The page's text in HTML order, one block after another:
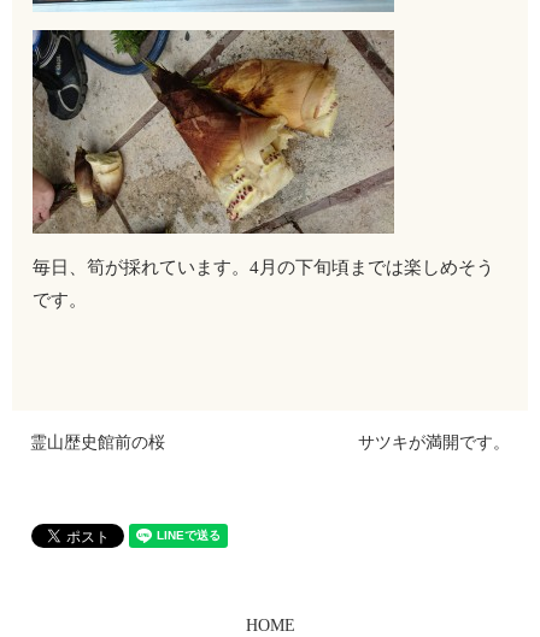
毎日、筍が採れています。4月の下旬頃までは楽しめそう
です。
霊山歴史館前の桜 サツキが満開です。
HOME